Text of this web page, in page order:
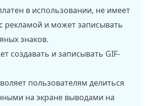
в использовании, не имеет
рекламой и может записывать
знаков.
создавать и записывать GIF-
пользователям делиться
на экране выводами на